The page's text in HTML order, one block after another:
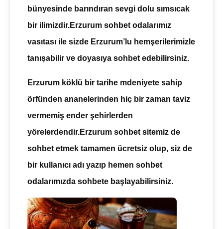
bünyesinde barındıran sevgi dolu sımsıcak
bir ilimizdir.Erzurum sohbet odalarımız
vasıtası ile sizde Erzurum’lu hemşerilerimizle
tanışabilir ve doyasıya sohbet edebilirsiniz.
Erzurum köklü bir tarihe mdeniyete sahip
örfünden ananelerinden hiç bir zaman taviz
vermemiş ender şehirlerden
yörelerdendir.Erzurum sohbet sitemiz de
sohbet etmek tamamen ücretsiz olup, siz de
bir kullanıcı adı yazıp hemen sohbet
odalarımızda sohbete başlayabilirsiniz.